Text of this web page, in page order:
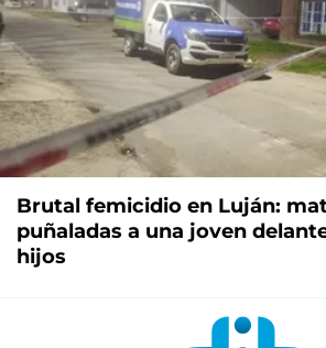
Brutal femicidio en Luján:
puñaladas a una joven
hijos